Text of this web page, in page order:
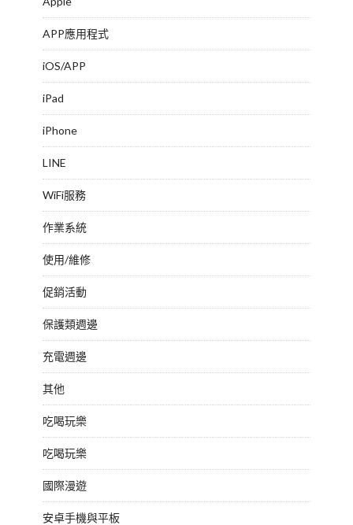
APP應用程式
iOS/APP
iPad
iPhone
LINE
WiFi服務
作業系統
使用/維修
促銷活動
保護類週邊
充電週邊
其他
吃喝玩樂
吃喝玩樂
國際漫遊
安卓手機與平板